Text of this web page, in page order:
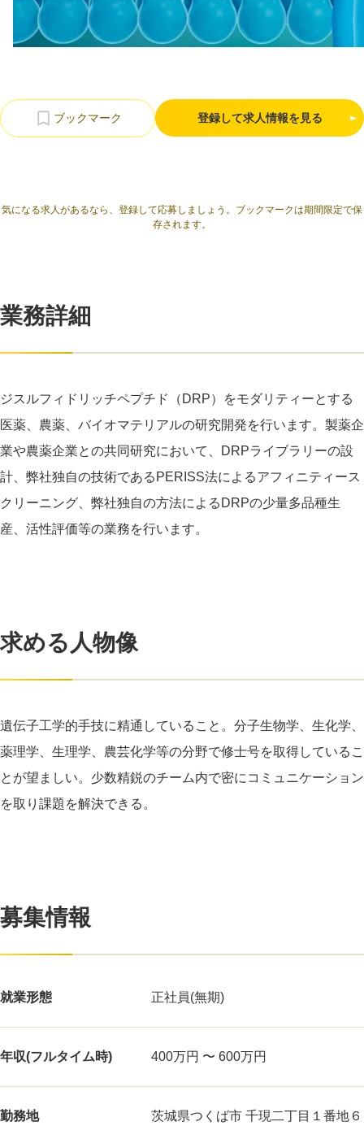
登録して求人情報を見る
気になる求人があるなら、登録して応募しましょう。ブックマークは期間限定で保
存されます。
業務詳細
ジスルフィドリッチペプチド（DRP）をモダリティーとする
医薬、農薬、バイオマテリアルの研究開発を行います。製薬企
業や農薬企業との共同研究において、DRPライブラリーの設
計、弊社独自の技術であるPERISS法によるアフィニティース
クリーニング、弊社独自の方法によるDRPの少量多品種生
産、活性評価等の業務を行います。
求める人物像
遺伝子工学的手技に精通していること。分子生物学、生化学、
薬理学、生理学、農芸化学等の分野で修士号を取得しているこ
とが望ましい。少数精鋭のチーム内で密にコミュニケーション
を取り課題を解決できる。
募集情報
就業形態 正社員(無期)
年収(フルタイム時) 400万円 〜 600万円
勤務地 茨城県つくば市 千現二丁目１番地６